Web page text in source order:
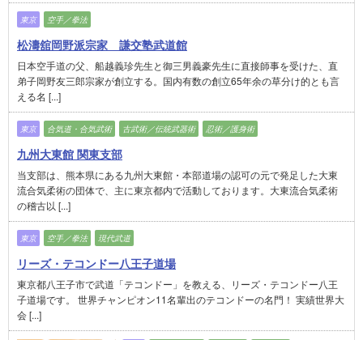
東京 空手／拳法
松濤舘岡野派宗家 謙交塾武道館
日本空手道の父、船越義珍先生と御三男義豪先生に直接師事を受けた、直
弟子岡野友三郎宗家が創立する。国内有数の創立65年余の草分け的とも言
える名 [...]
東京 合気道・合気武術 古武術／伝統武器術 忍術／護身術
九州大東館 関東支部
当支部は、熊本県にある九州大東館・本部道場の認可の元で発足した大東
流合気柔術の団体で、主に東京都内で活動しております。大東流合気柔術
の稽古以 [...]
東京 空手／拳法 現代武道
リーズ・テコンドー八王子道場
東京都八王子市で武道「テコンドー」を教える、リーズ・テコンドー八王
子道場です。 世界チャンピオン11名輩出のテコンドーの名門！ 実績世界大
会 [...]